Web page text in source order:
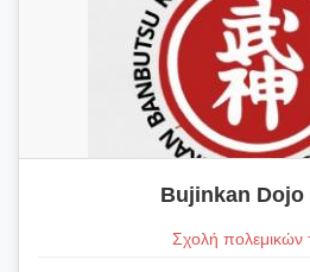
Bujinkan Dojo
Σχολή πολεμικών